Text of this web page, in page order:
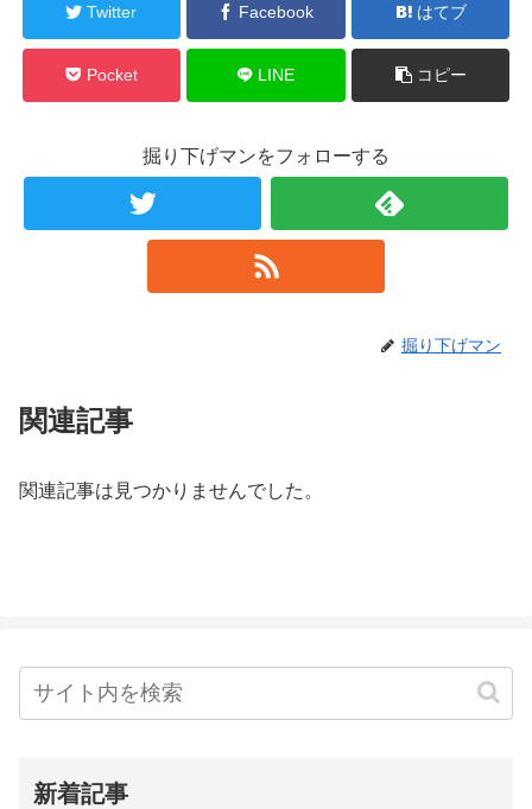
Twitter Facebook はてブ
Pocket LINE コピー
掘り下げマンをフォローする
掘り下げマン
関連記事
関連記事は見つかりませんでした。
新着記事